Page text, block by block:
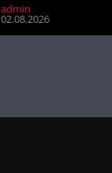
admin
02.08.2026